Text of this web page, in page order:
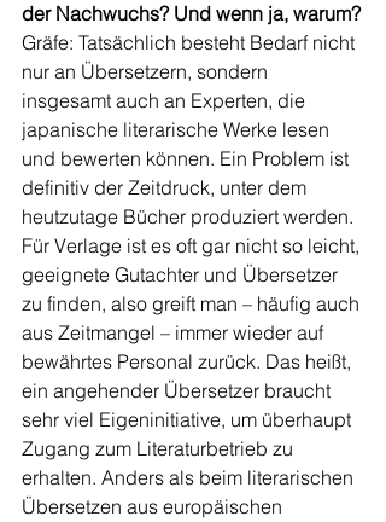
der Nachwuchs? Und wenn ja, warum?
Gräfe: Tatsächlich besteht Bedarf nicht
nur an Übersetzern, sondern
insgesamt auch an Experten, die
japanische literarische Werke lesen
und bewerten können. Ein Problem ist
definitiv der Zeitdruck, unter dem
heutzutage Bücher produziert werden.
Für Verlage ist es oft gar nicht so leicht,
geeignete Gutachter und Übersetzer
zu finden, also greift man – häufig auch
aus Zeitmangel – immer wieder auf
bewährtes Personal zurück. Das heißt,
ein angehender Übersetzer braucht
sehr viel Eigeninitiative, um überhaupt
Zugang zum Literaturbetrieb zu
erhalten. Anders als beim literarischen
Übersetzen aus europäischen